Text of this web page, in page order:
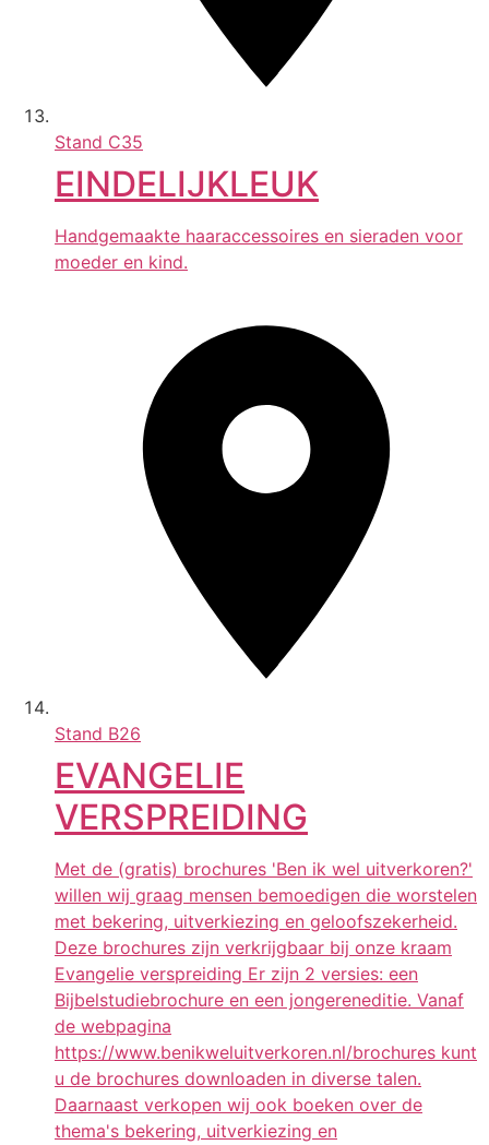
Stand C35
EINDELIJKLEUK
Handgemaakte haaraccessoires en sieraden voor
moeder en kind.
Stand B26
EVANGELIE
VERSPREIDING
Met de (gratis) brochures 'Ben ik wel uitverkoren?'
willen wij graag mensen bemoedigen die worstelen
met bekering, uitverkiezing en geloofszekerheid.
Deze brochures zijn verkrijgbaar bij onze kraam
Evangelie verspreiding Er zijn 2 versies: een
Bijbelstudiebrochure en een jongereneditie. Vanaf
de webpagina
https://www.benikweluitverkoren.nl/brochures kunt
u de brochures downloaden in diverse talen.
Daarnaast verkopen wij ook boeken over de
thema's bekering, uitverkiezing en